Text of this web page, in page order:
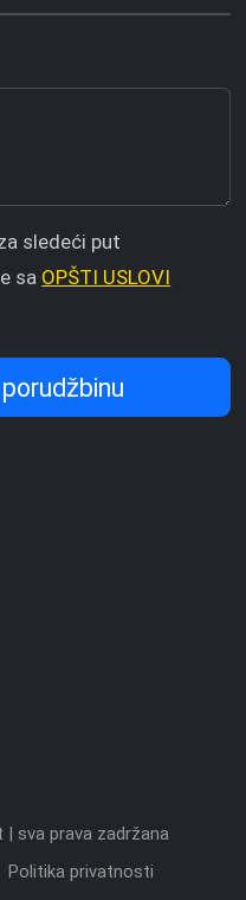
sledeći put
sa OPŠTI USLOVI
sva prava zadržana
Politika privatnosti